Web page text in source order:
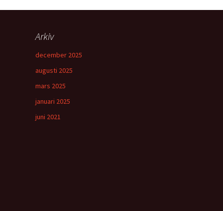
Arkiv
december 2025
augusti 2025
mars 2025
januari 2025
juni 2021